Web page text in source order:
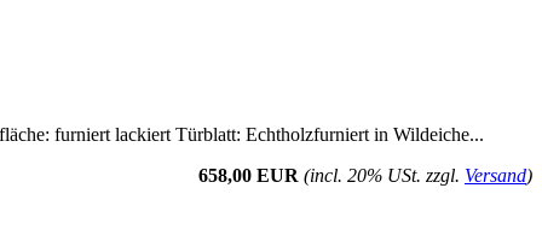
furniert lackiert Türblatt: Echtholzfurniert in Wildeiche...
658,00 EUR (incl. 20% USt. zzgl. Versand)